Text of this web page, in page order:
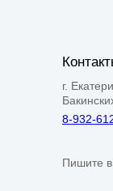
г.
8-932-
Пишите